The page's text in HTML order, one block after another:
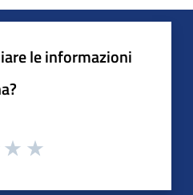
le informazioni